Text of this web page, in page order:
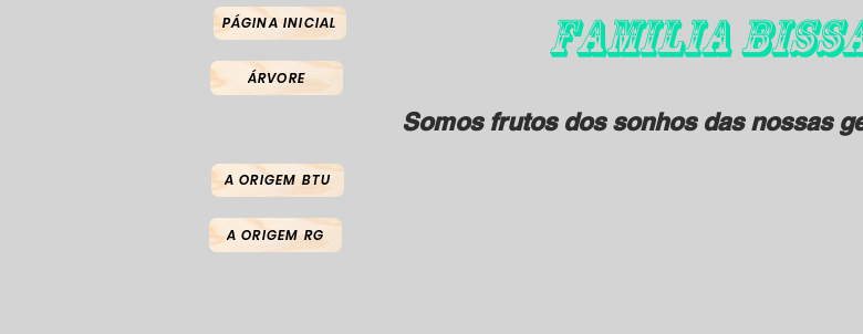
PÁGINA INICIAL
ÁRVORE
FAMILIA
Somos frutos dos sonhos das nossas
A ORIGEM BTU
A ORIGEM RG